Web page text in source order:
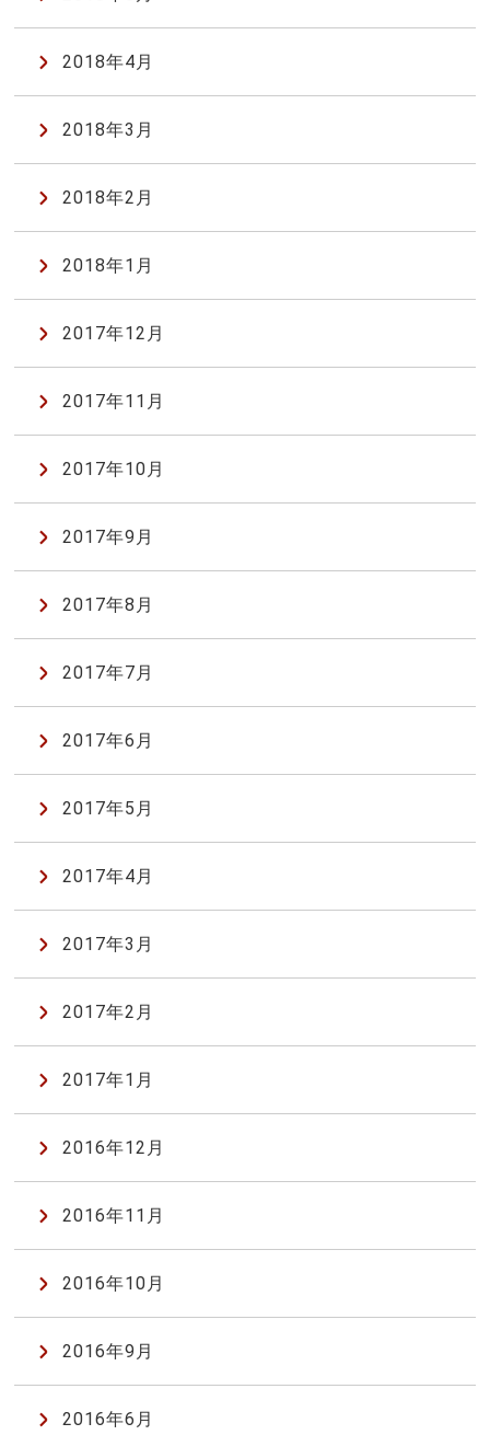
2018年4月
2018年3月
2018年2月
2018年1月
2017年12月
2017年11月
2017年10月
2017年9月
2017年8月
2017年7月
2017年6月
2017年5月
2017年4月
2017年3月
2017年2月
2017年1月
2016年12月
2016年11月
2016年10月
2016年9月
2016年6月